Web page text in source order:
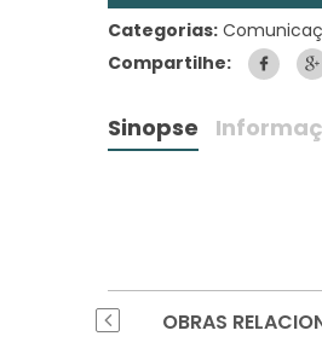
Categorias:
Compartilhe:
Sinopse
OBRAS